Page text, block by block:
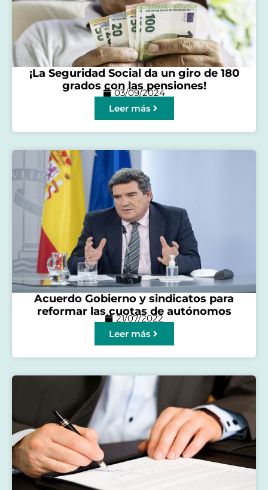
¡La Seguridad Social da un giro de 180
grados con las pensiones!
03/09/2024
Leer más
Acuerdo Gobierno y sindicatos para
reformar las cuotas de autónomos
21/07/2022
Leer más